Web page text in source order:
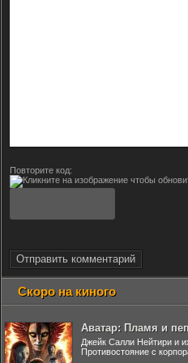
Повторите код:
Отправить комментарий
Скоро на киного
Аватар: Пламя и
Джейк Салли Нейтири и
Противостояние с